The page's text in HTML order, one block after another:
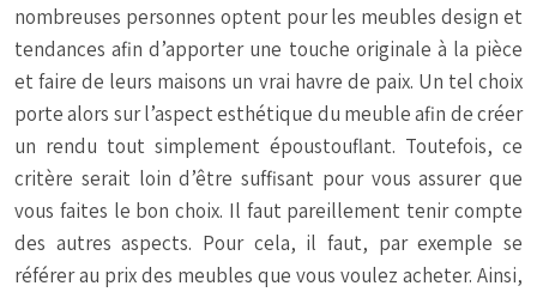
nombreuses personnes optent pour les meubles design et
tendances afin d’apporter une touche originale à la pièce
et faire de leurs maisons un vrai havre de paix. Un tel choix
porte alors sur l’aspect esthétique du meuble afin de créer
un rendu tout simplement époustouflant. Toutefois, ce
critère serait loin d’être suffisant pour vous assurer que
vous faites le bon choix. Il faut pareillement tenir compte
des autres aspects. Pour cela, il faut, par exemple se
référer au prix des meubles que vous voulez acheter. Ainsi,